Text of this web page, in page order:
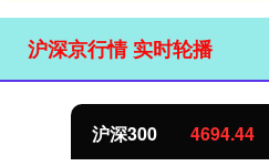
沪深京行情 实时轮播
北证50